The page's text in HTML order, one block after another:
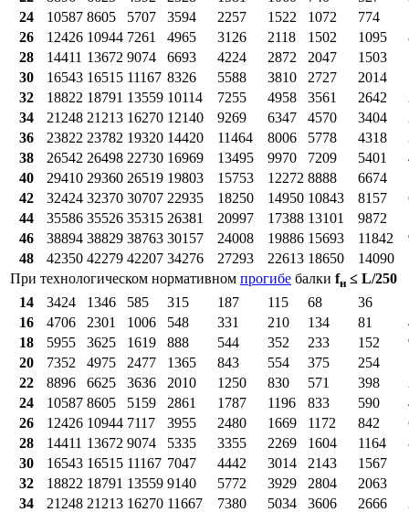
24
10587 8605 5707 3594 2257 1522 1072 774
26
12426 10944 7261 4965 3126 2118 1502 1095
28
14411 13672 9074 6693 4224 2872 2047 1503
30
16543 16515 11167 8326 5588 3810 2727 2014
32
18822 18791 13559 10114 7255 4958 3561 2642
34
21248 21213 16270 12140 9269 6347 4570 3404
36
23822 23782 19320 14420 11464 8006 5778 4318
38
26542 26498 22730 16969 13495 9970 7209 5401
40
29410 29360 26519 19803 15753 12272 8888 6674
42
32424 32370 30707 22935 18250 14950 10843 8157
44
35586 35526 35315 26381 20997 17388 13101 9872
46
38894 38829 38763 30157 24008 19886 15693 11842
48
42350 42279 42207 34276 27293 22613 18650 14090
При тех­но­ло­ги­че­ском нор­ма­тив­ном про­ги­бе бал­ки fн ≤ L/250
14
3424 1346 585 315 187 115 68 36
16
4706 2301 1006 548 331 210 134 81
18
5955 3625 1619 888 544 352 233 152
20
7352 4975 2477 1365 843 554 375 254
22
8896 6625 3636 2010 1250 830 571 398
24
10587 8605 5159 2861 1787 1196 833 590
26
12426 10944 7117 3955 2480 1669 1172 842
28
14411 13672 9074 5335 3355 2269 1604 1164
30
16543 16515 11167 7047 4442 3014 2143 1567
32
18822 18791 13559 9140 5772 3929 2804 2063
34
21248 21213 16270 11667 7380 5034 3606 2666